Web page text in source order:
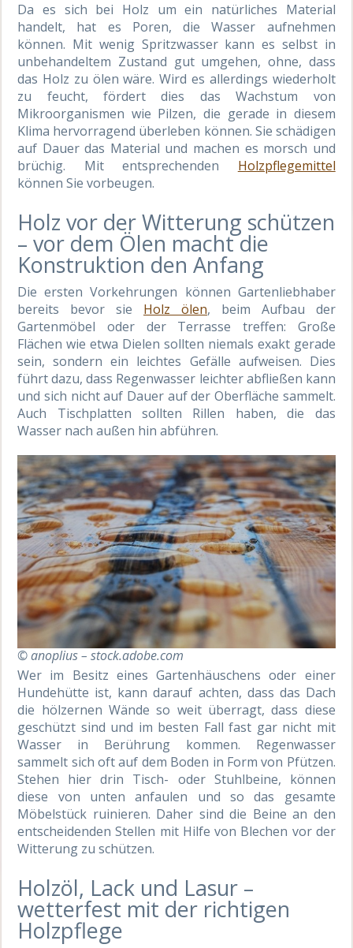
Da es sich bei Holz um ein natürliches Material
handelt, hat es Poren, die Wasser aufnehmen
können. Mit wenig Spritzwasser kann es selbst in
unbehandeltem Zustand gut umgehen, ohne, dass
das Holz zu ölen wäre. Wird es allerdings wiederholt
zu feucht, fördert dies das Wachstum von
Mikroorganismen wie Pilzen, die gerade in diesem
Klima hervorragend überleben können. Sie schädigen
auf Dauer das Material und machen es morsch und
brüchig. Mit entsprechenden Holzpflegemittel
können Sie vorbeugen.
Holz vor der Witterung schützen
– vor dem Ölen macht die
Konstruktion den Anfang
Die ersten Vorkehrungen können Gartenliebhaber
bereits bevor sie Holz ölen, beim Aufbau der
Gartenmöbel oder der Terrasse treffen: Große
Flächen wie etwa Dielen sollten niemals exakt gerade
sein, sondern ein leichtes Gefälle aufweisen. Dies
führt dazu, dass Regenwasser leichter abfließen kann
und sich nicht auf Dauer auf der Oberfläche sammelt.
Auch Tischplatten sollten Rillen haben, die das
Wasser nach außen hin abführen.
© anoplius – stock.adobe.com
Wer im Besitz eines Gartenhäuschens oder einer
Hundehütte ist, kann darauf achten, dass das Dach
die hölzernen Wände so weit überragt, dass diese
geschützt sind und im besten Fall fast gar nicht mit
Wasser in Berührung kommen. Regenwasser
sammelt sich oft auf dem Boden in Form von Pfützen.
Stehen hier drin Tisch- oder Stuhlbeine, können
diese von unten anfaulen und so das gesamte
Möbelstück ruinieren. Daher sind die Beine an den
entscheidenden Stellen mit Hilfe von Blechen vor der
Witterung zu schützen.
Holzöl, Lack und Lasur –
wetterfest mit der richtigen
Holzpflege